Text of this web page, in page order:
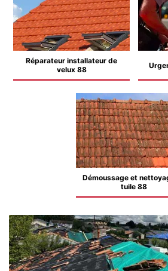
Réparateur installateur de
velux 88
Démoussage et
tuile 88